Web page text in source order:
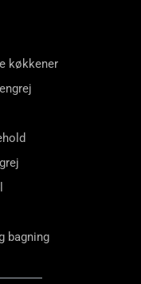
køkkener
bagning